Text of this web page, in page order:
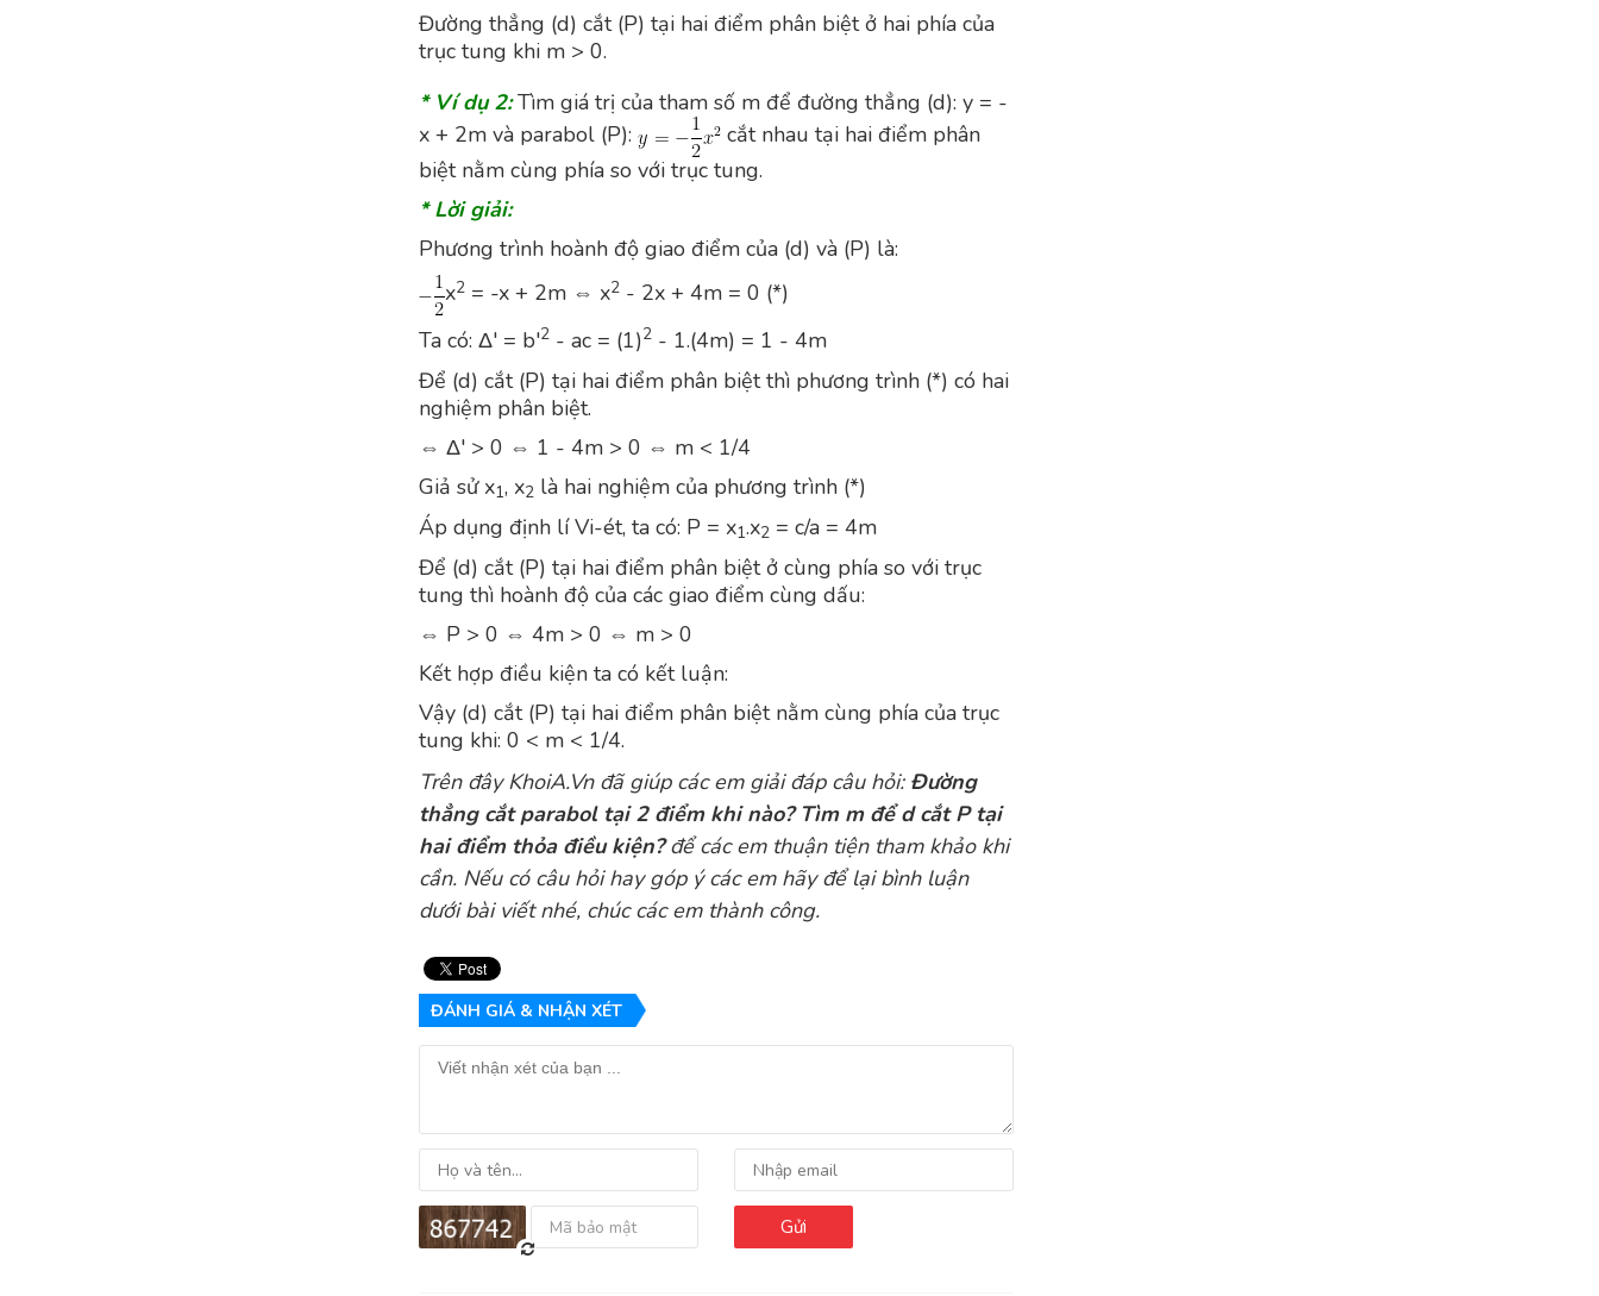
Đường thẳng (d) cắt (P) tại hai điểm phân biệt ở hai phía của
trục tung khi m > 0.
* Ví dụ 2: Tìm giá trị của tham số m để đường thẳng (d): y = -
x + 2m và parabol (P):
cắt nhau tại hai điểm phân
biệt nằm cùng phía so với trục tung.
* Lời giải:
Phương trình hoành độ giao điểm của (d) và (P) là:
x2 = -x + 2m ⇔ x2 - 2x + 4m = 0 (*)
Ta có: Δ' = b'2 - ac = (1)2 - 1.(4m) = 1 - 4m
Để (d) cắt (P) tại hai điểm phân biệt thì phương trình (*) có hai
nghiệm phân biệt.
⇔ Δ' > 0 ⇔ 1 - 4m > 0 ⇔ m < 1/4
Giả sử x1, x2 là hai nghiệm của phương trình (*)
Áp dụng định lí Vi-ét, ta có: P = x1.x2 = c/a = 4m
Để (d) cắt (P) tại hai điểm phân biệt ở cùng phía so với trục
tung thì hoành độ của các giao điểm cùng dấu:
⇔ P > 0 ⇔ 4m > 0 ⇔ m > 0
Kết hợp điều kiện ta có kết luận:
Vậy (d) cắt (P) tại hai điểm phân biệt nằm cùng phía của trục
tung khi: 0 < m < 1/4.
Trên đâyKhoiA.Vnđã giúp các em giải đáp câu hỏi: Đường
thẳng cắt parabol tại 2 điểm khi nào? Tìm m để d cắt P tại
hai điểm thỏa điều kiện?để các em thuận tiện tham khảo khi
cần. Nếu có câu hỏi hay góp ý các em hãy để lại bình luận
dưới bài viết nhé, chúc các em thành công.
ĐÁNH GIÁ & NHẬN XÉT
Gửi